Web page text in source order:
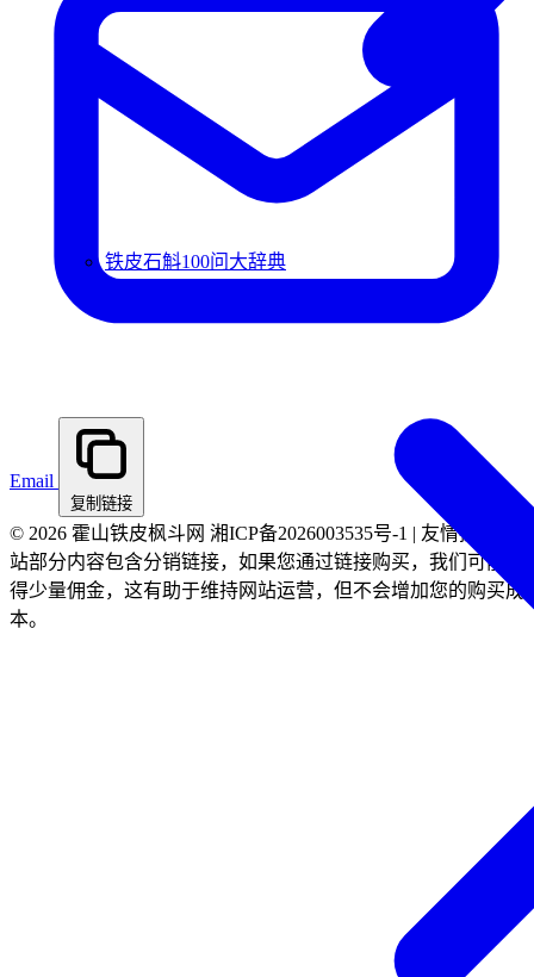
铁皮石斛100问大辞典
Email
复制链接
© 2026 霍山铁皮枫斗网 湘ICP备2026003535号-1 | 友情提示：本
站部分内容包含分销链接，如果您通过链接购买，我们可能会
得少量佣金，这有助于维持网站运营，但不会增加您的购买成
本。